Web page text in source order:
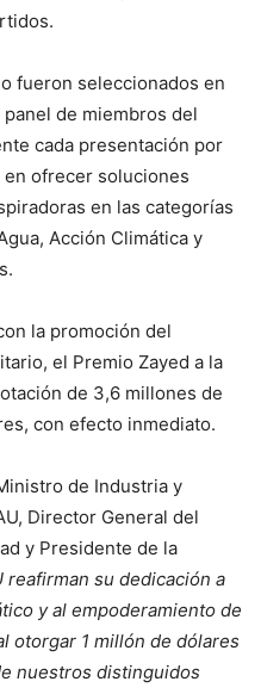
fueron seleccionados en
de miembros del
cada presentación por
ofrecer soluciones
en las categorías
Acción Climática y
la promoción del
el Premio Zayed a la
de 3,6 millones de
con efecto inmediato.
de Industria y
Director General del
y Presidente de la
reafirman su dedicación a
y al empoderamiento de
otorgar 1 millón de dólares
nuestros distinguidos